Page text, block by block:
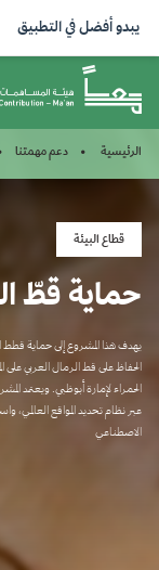
يبدو أفضل في التطبيق
الرئيسية دعم مهمتنا
قطاع البيئة
حماية قطّ
يهدف هذا المشروع إلى حماية
الحفاظ على قط الرمال العربي على
الحمراء لإمارة أبوظبي. ويعتمد
عبر نظام تحديد المواقع العالمي،
الاصطناعي